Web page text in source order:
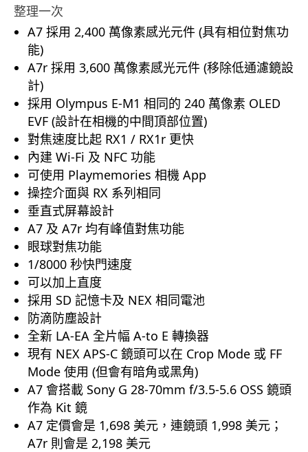
整理一次
A7 採用 2,400 萬像素感光元件 (具有相位對焦功
能)
A7r 採用 3,600 萬像素感光元件 (移除低通濾鏡設
計)
採用 Olympus E-M1 相同的 240 萬像素 OLED
EVF (設計在相機的中間頂部位置)
對焦速度比起 RX1 / RX1r 更快
內建 Wi-Fi 及 NFC 功能
可使用 Playmemories 相機 App
操控介面與 RX 系列相同
垂直式屏幕設計
A7 及 A7r 均有峰值對焦功能
眼球對焦功能
1/8000 秒快門速度
可以加上直度
採用 SD 記憶卡及 NEX 相同電池
防滴防塵設計
全新 LA-EA 全片幅 A-to E 轉換器
現有 NEX APS-C 鏡頭可以在 Crop Mode 或 FF
Mode 使用 (但會有暗角或黑角)
A7 會搭載 Sony G 28-70mm f/3.5-5.6 OSS 鏡頭
作為 Kit 鏡
A7 定價會是 1,698 美元，連鏡頭 1,998 美元；
A7r 則會是 2,198 美元